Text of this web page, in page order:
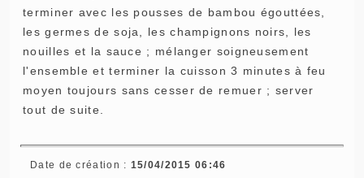
terminer avec les pousses de bambou égouttées,
les germes de soja, les champignons noirs, les
nouilles et la sauce ; mélanger soigneusement
l'ensemble et terminer la cuisson 3 minutes à feu
moyen toujours sans cesser de remuer ; server
tout de suite.
Date de création : 15/04/2015 06:46